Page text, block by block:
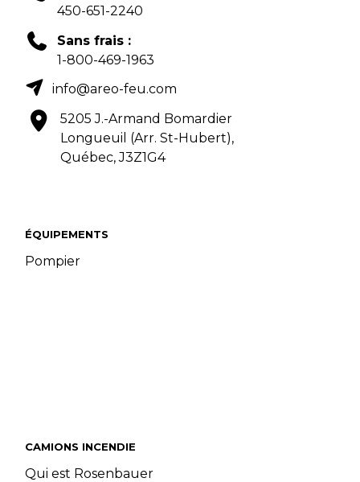
ÉQUIPEMENTS
Pompier
CAMIONS INCENDIE
Qui est Rosenbauer
450-651-2240
Sans frais :
1-800-469-1963
info@areo-feu.com
5205 J.-Armand Bomardier
Longueuil (Arr. St-Hubert),
Québec, J3Z1G4